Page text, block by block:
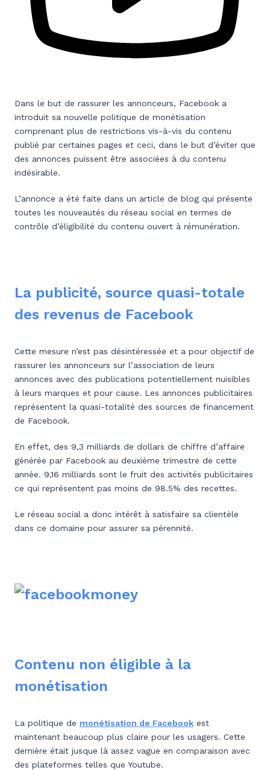
Dans le but de rassurer les annonceurs, Facebook a
introduit sa nouvelle politique de monétisation
comprenant plus de restrictions vis-à-vis du contenu
publié par certaines pages et ceci, dans le but d’éviter que
des annonces puissent être associées à du contenu
indésirable.
L’annonce a été faite dans un article de blog qui présente
toutes les nouveautés du réseau social en termes de
contrôle d’éligibilité du contenu ouvert à rémunération.
La publicité, source quasi-totale
des revenus de Facebook
Cette mesure n’est pas désintéressée et a pour objectif de
rassurer les annonceurs sur l’association de leurs
annonces avec des publications potentiellement nuisibles
à leurs marques et pour cause. Les annonces publicitaires
représentent la quasi-totalité des sources de financement
de Facebook.
En effet, des 9,3 milliards de dollars de chiffre d’affaire
générée par Facebook au deuxième trimestre de cette
année. 9,16 milliards sont le fruit des activités publicitaires
ce qui représentent pas moins de 98.5% des recettes.
Le réseau social a donc intérêt à satisfaire sa clientèle
dans ce domaine pour assurer sa pérennité.
Contenu non éligible à la
monétisation
La politique de monétisation de Facebook est
maintenant beaucoup plus claire pour les usagers. Cette
dernière était jusque là assez vague en comparaison avec
des plateformes telles que Youtube.